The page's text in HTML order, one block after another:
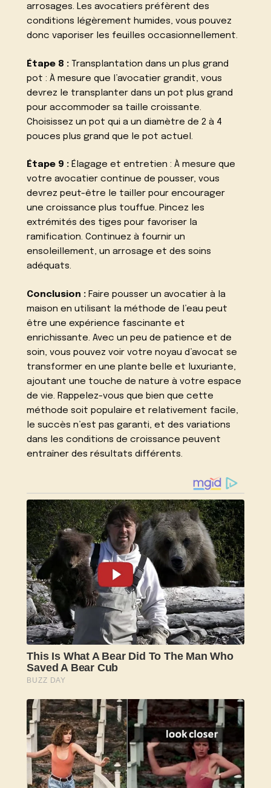
arrosages. Les avocatiers préfèrent des
conditions légèrement humides, vous pouvez
donc vaporiser les feuilles occasionnellement.
Étape 8 : Transplantation dans un plus grand
pot : À mesure que l’avocatier grandit, vous
devrez le transplanter dans un pot plus grand
pour accommoder sa taille croissante.
Choisissez un pot qui a un diamètre de 2 à 4
pouces plus grand que le pot actuel.
Étape 9 : Élagage et entretien : À mesure que
votre avocatier continue de pousser, vous
devrez peut-être le tailler pour encourager
une croissance plus touffue. Pincez les
extrémités des tiges pour favoriser la
ramification. Continuez à fournir un
ensoleillement, un arrosage et des soins
adéquats.
Conclusion : Faire pousser un avocatier à la
maison en utilisant la méthode de l’eau peut
être une expérience fascinante et
enrichissante. Avec un peu de patience et de
soin, vous pouvez voir votre noyau d’avocat se
transformer en une plante belle et luxuriante,
ajoutant une touche de nature à votre espace
de vie. Rappelez-vous que bien que cette
méthode soit populaire et relativement facile,
le succès n’est pas garanti, et des variations
dans les conditions de croissance peuvent
entraîner des résultats différents.